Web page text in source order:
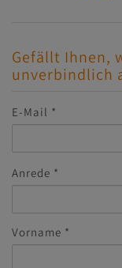
Gefällt Ihnen,
unverbindlich
E-Mail
Anrede
Vorname